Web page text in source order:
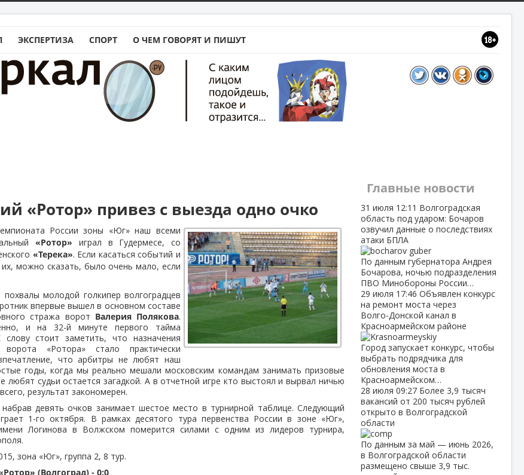
ЭКСПЕРТИЗА СПОРТ О ЧЕМ ГОВОРЯТ И ПИШУТ
«Ротор» привез с выезда одно очко
России зоны «Юг» наш всеми
«Ротор» играл в Гудермесе, со
«Терека». Если касаться событий и
можно сказать, было очень мало, если
молодой голкипер волгоградцев
впервые вышел в основном составе
стража ворот Валерия Полякова.
и на 32-й минуте первого тайма
слову стоит заметить, что назначения
«Ротора» стало практически
что арбитры не любят наш
годы, когда мы реально мешали московским командам занимать призовые
любят судьи остается загадкой. А в отчетной игре кто выстоял и вырвал ничью
результат закономерен.
набрав девять очков занимает шестое место в турнирной таблице. Следующий
1-го октября. В рамках десятого тура первенства России в зоне «Юг»,
Логинова в Волжском померится силами с одним из лидеров турнира,
зона «Юг», группа 2, 8 тур.
(Волгоград) - 0:0
Главные новости
31 июля 12:11 Волгоградская
область под ударом: Бочаров
озвучил данные о последствиях
атаки БПЛА
По данным губернатора Андрея
Бочарова, ночью подразделения
ПВО Минобороны России…
29 июля 17:46 Объявлен конкурс
на ремонт моста через
Волго‑Донской канал в
Красноармейском районе
Город запускает конкурс, чтобы
выбрать подрядчика для
обновления моста в
Красноармейском…
28 июля 09:27 Более 3,9 тысяч
вакансий от 200 тысяч рублей
открыто в Волгоградской
области
По данным за май — июнь 2026,
в Волгоградской области
размещено свыше 3,9 тыс.